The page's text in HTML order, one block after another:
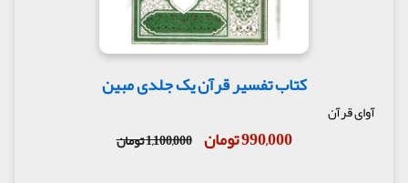
کتاب تفسیر قرآن یک جلدی مبین
آوای قرآن
990,000 تومان 1,100,000 تومان